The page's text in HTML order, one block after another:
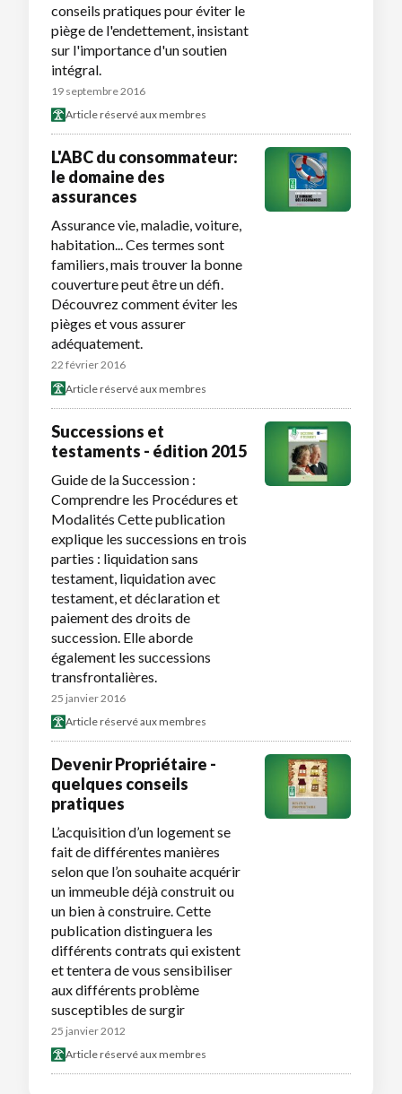
conseils pratiques pour éviter le
piège de l'endettement, insistant
sur l'importance d'un soutien
intégral.
19 septembre 2016
Article réservé aux membres
L'ABC du consommateur:
le domaine des
assurances
Assurance vie, maladie, voiture,
habitation... Ces termes sont
familiers, mais trouver la bonne
couverture peut être un défi.
Découvrez comment éviter les
pièges et vous assurer
adéquatement.
22 février 2016
Article réservé aux membres
Successions et
testaments - édition 2015
Guide de la Succession :
Comprendre les Procédures et
Modalités Cette publication
explique les successions en trois
parties : liquidation sans
testament, liquidation avec
testament, et déclaration et
paiement des droits de
succession. Elle aborde
également les successions
transfrontalières.
25 janvier 2016
Article réservé aux membres
Devenir Propriétaire -
quelques conseils
pratiques
L’acquisition d’un logement se
fait de différentes manières
selon que l’on souhaite acquérir
un immeuble déjà construit ou
un bien à construire. Cette
publication distinguera les
différents contrats qui existent
et tentera de vous sensibiliser
aux différents problème
susceptibles de surgir
25 janvier 2012
Article réservé aux membres